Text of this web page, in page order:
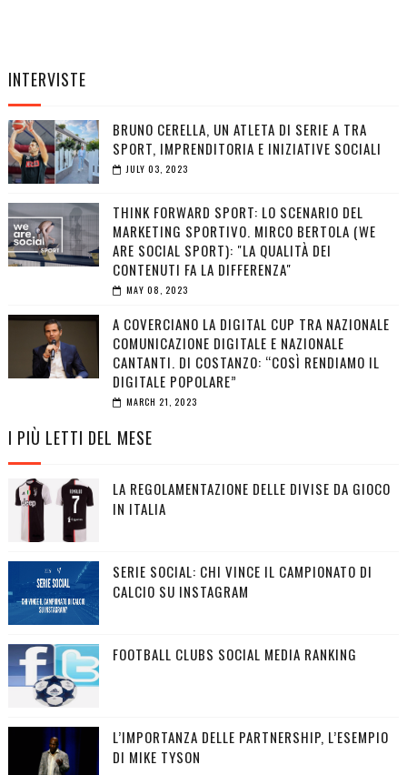
INTERVISTE
BRUNO CERELLA, UN ATLETA DI SERIE A TRA
SPORT, IMPRENDITORIA E INIZIATIVE SOCIALI
JULY 03, 2023
THINK FORWARD SPORT: LO SCENARIO DEL
MARKETING SPORTIVO. MIRCO BERTOLA (WE
ARE SOCIAL SPORT): "LA QUALITÀ DEI
CONTENUTI FA LA DIFFERENZA"
MAY 08, 2023
A COVERCIANO LA DIGITAL CUP TRA NAZIONALE
COMUNICAZIONE DIGITALE E NAZIONALE
CANTANTI. DI COSTANZO: “COSÌ RENDIAMO IL
DIGITALE POPOLARE”
MARCH 21, 2023
I PIÙ LETTI DEL MESE
LA REGOLAMENTAZIONE DELLE DIVISE DA GIOCO
IN ITALIA
SERIE SOCIAL: CHI VINCE IL CAMPIONATO DI
CALCIO SU INSTAGRAM
FOOTBALL CLUBS SOCIAL MEDIA RANKING
L’IMPORTANZA DELLE PARTNERSHIP, L’ESEMPIO
DI MIKE TYSON